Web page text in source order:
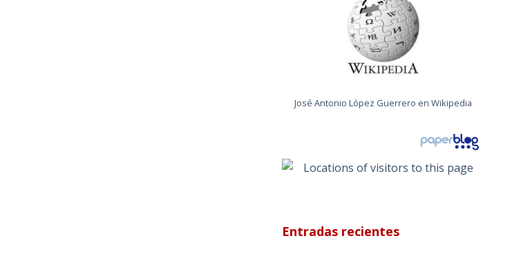
José Antonio López Guerrero en Wikipedia
Entradas recientes